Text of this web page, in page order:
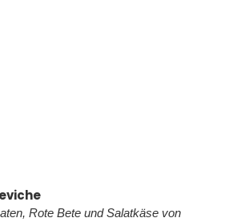
Rote Bete und Salatkäse von